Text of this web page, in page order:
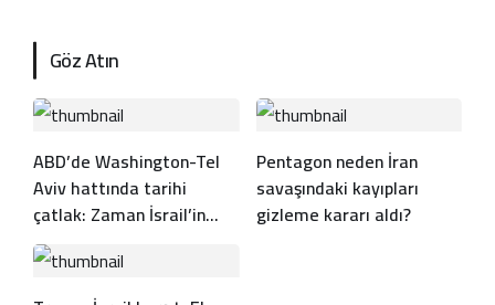
Göz Atın
ABD’de Washington-Tel
Aviv hattında tarihi
çatlak: Zaman İsrail’in
aleyhine işliyor
Pentagon neden İran
savaşındaki kayıpları
gizleme kararı aldı?